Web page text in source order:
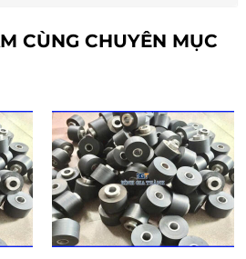
CÙNG CHUYÊN MỤC
CAO SU GIẢM CHẤN
CHỐNG RUNG TRÒN
Liên hệ